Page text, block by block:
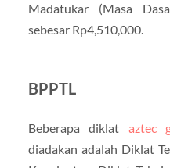
Madatukar (Masa
sebesar Rp4,510,000.
BPPTL
Beberapa diklat aztec
diadakan adalah Diklat